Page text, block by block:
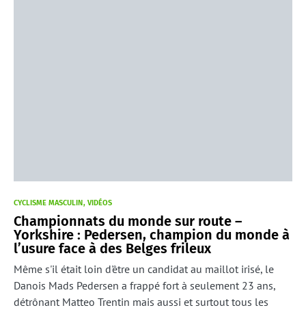
CYCLISME MASCULIN VIDÉOS
Championnats du monde sur route –
Yorkshire : Pedersen, champion du monde à
l’usure face à des Belges frileux
Même s'il était loin d'être un candidat au maillot irisé, le
Danois Mads Pedersen a frappé fort à seulement 23 ans,
détrônant Matteo Trentin mais aussi et surtout tous les